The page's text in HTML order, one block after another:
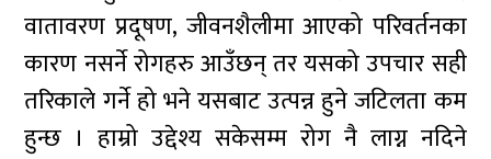
वातावरण प्रदूषण, जीवनशैलीमा आएको परिवर्तनका
कारण नसर्ने रोगहरु आउँछन् तर यसको उपचार सही
तरिकाले गर्ने हो भने यसबाट उत्पन्न हुने जटिलता कम
हुन्छ । हाम्रो उद्देश्य सकेसम्म रोग नै लाग्न नदिने